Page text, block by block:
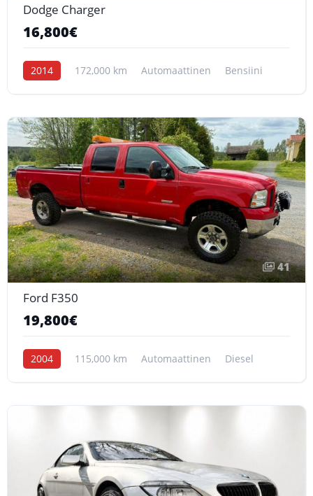
Dodge Charger
16,800€
2014 172,000 km Automaattinen Bensiini
41
Ford F350
19,800€
2004 115,000 km Automaattinen Diesel